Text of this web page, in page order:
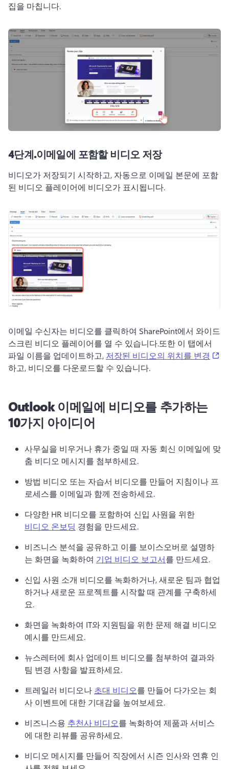
집을 마칩니다.
4단계.이메일에 포함할 비디오 저장
비디오가 저장되기 시작하고, 자동으로 이메일 본문에 포함
된 비디오 플레이어에 비디오가 표시됩니다.
이메일 수신자는 비디오를 클릭하여 SharePoint에서 와이드
스크린 비디오 플레이어를 열 수 있습니다.또한 이 탭에서
파일 이름을 업데이트하고, 저장된 비디오의 위치를 변경
하고, 비디오를 다운로드할 수 있습니다.
Outlook 이메일에 비디오를 추가하는
10가지 아이디어
사무실을 비우거나 휴가 중일 때 자동 회신 이메일에 맞
춤 비디오 메시지를 첨부하세요.
방법 비디오 또는 자습서 비디오를 만들어 지침이나 프
로세스를 이메일과 함께 전송하세요.
다양한 HR 비디오를 포함하여 신입 사원을 위한
비디오 온보딩 경험을 만드세요.
비즈니스 분석을 공유하고 이를 보이스오버로 설명하
는 화면을 녹화하여 기업 비디오 보고서를 만드세요.
신입 사원 소개 비디오를 녹화하거나, 새로운 팀과 협업
하거나 새로운 프로젝트를 시작할 때 관계를 구축하세
요.
화면을 녹화하여 IT와 지원팀을 위한 문제 해결 비디오
예시를 만드세요.
뉴스레터에 회사 업데이트 비디오를 첨부하여 결과와
팀 변경 사항을 발표하세요.
트레일러 비디오나 초대 비디오를 만들어 다가오는 회
사 이벤트에 대한 기대감을 높여보세요.
비즈니스용 추천사 비디오를 녹화하여 제품과 서비스
에 대한 리뷰를 공유하세요.
비디오 메시지를 만들어 직장에서 시즌 인사와 연휴 인